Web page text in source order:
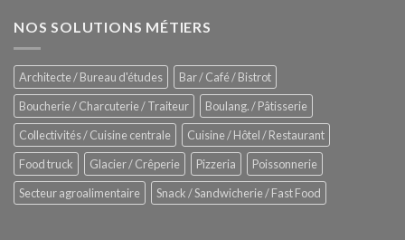
de
Zitrux
–
Hygiène
totale
automatisée
NOS SOLUTIONS MÉTIERS
Architecte / Bureau d'études
Bar / Café / Bistrot
Boucherie / Charcuterie / Traiteur
Boulang. / Pâtisserie
Collectivités / Cuisine centrale
Cuisine / Hôtel / Restaurant
Food truck
Glacier / Crêperie Pizzeria
Poissonnerie
Secteur agroalimentaire
Snack / Sandwicherie / Fast Food